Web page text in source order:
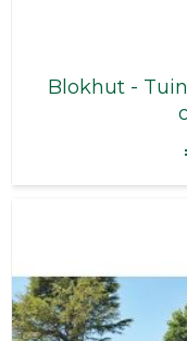
Blokhut -